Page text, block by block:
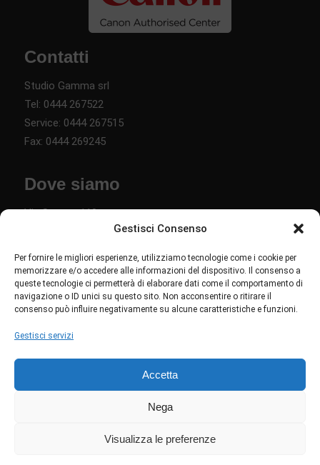
Gestisci Consenso
Per fornire le migliori esperienze, utilizziamo tecnologie come i cookie per
memorizzare e/o accedere alle informazioni del dispositivo. Il consenso a
queste tecnologie ci permetterà di elaborare dati come il comportamento di
navigazione o ID unici su questo sito. Non acconsentire o ritirare il
consenso può influire negativamente su alcune caratteristiche e funzioni.
Gestisci servizi
Accetta
Nega
Visualizza le preferenze
Contatti
Studio Gamma srl
Tel: 0444 267522
Service: 0444 267515
Fax: 0444 269245
Dove siamo
Via Savona 110
36040 Torri di Quartesolo VI
Links
Chi siamo
Cookie policy
Copyright © Studio Gamma srl - P.iva: 00775610249 - Creatività e